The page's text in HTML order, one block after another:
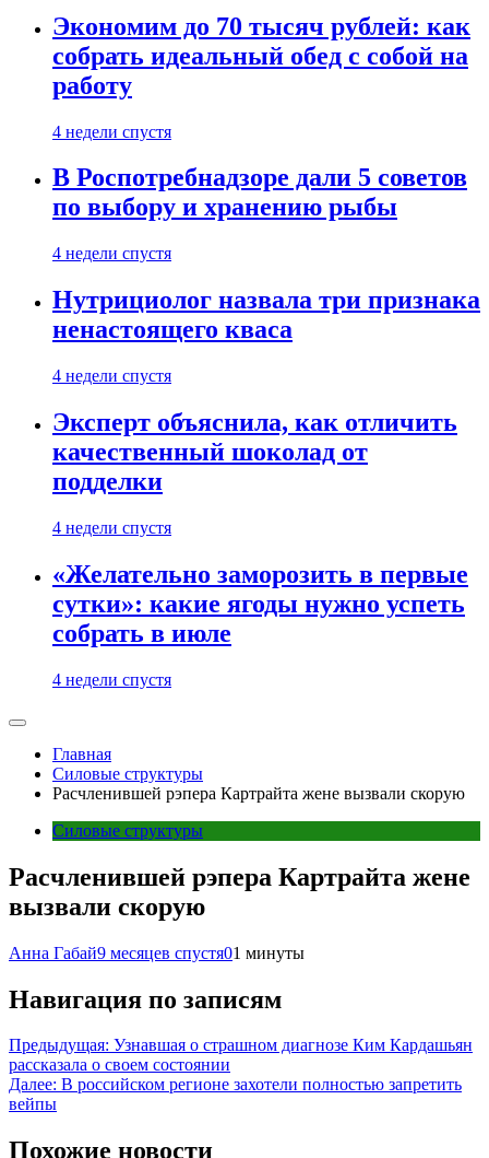
Экономим до 70 тысяч рублей: как
собрать идеальный обед с собой на
работу
4 недели спустя
В Роспотребнадзоре дали 5 советов
по выбору и хранению рыбы
4 недели спустя
Нутрициолог назвала три признака
ненастоящего кваса
4 недели спустя
Эксперт объяснила, как отличить
качественный шоколад от
подделки
4 недели спустя
«Желательно заморозить в первые
сутки»: какие ягоды нужно успеть
собрать в июле
4 недели спустя
Главная
Силовые структуры
Расчленившей рэпера Картрайта жене вызвали скорую
Силовые структуры
Расчленившей рэпера Картрайта жене
вызвали скорую
Анна Габай9 месяцев спустя01 минуты
Навигация по записям
Предыдущая: Узнавшая о страшном диагнозе Ким Кардашьян
рассказала о своем состоянии
Далее: В российском регионе захотели полностью запретить
вейпы
Похожие новости